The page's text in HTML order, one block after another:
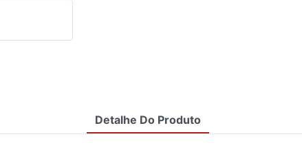
Detalhe Do Produto